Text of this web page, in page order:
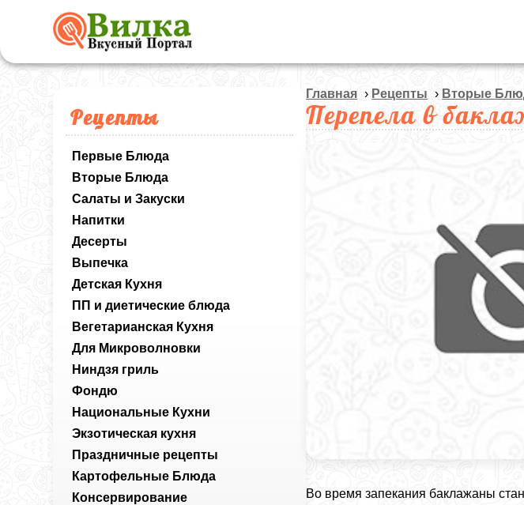
Рецепты
Первые Блюда
Вторые Блюда
Салаты и Закуски
Напитки
Десерты
Выпечка
Детская Кухня
ПП и диетические блюда
Вегетарианская Кухня
Для Микроволновки
Ниндзя гриль
Фондю
Национальные Кухни
Экзотическая кухня
Праздничные рецепты
Картофельные Блюда
Консервирование
Главная › Рецепты › Вторые
Перепела в
Во время запекания баклажаны